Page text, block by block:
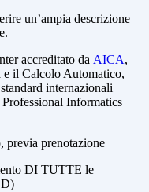
un’ampia descrizione
accreditato da AICA,
e il Calcolo Automatico,
internazionali
Informatics
previa prenotazione
DI TUTTE le